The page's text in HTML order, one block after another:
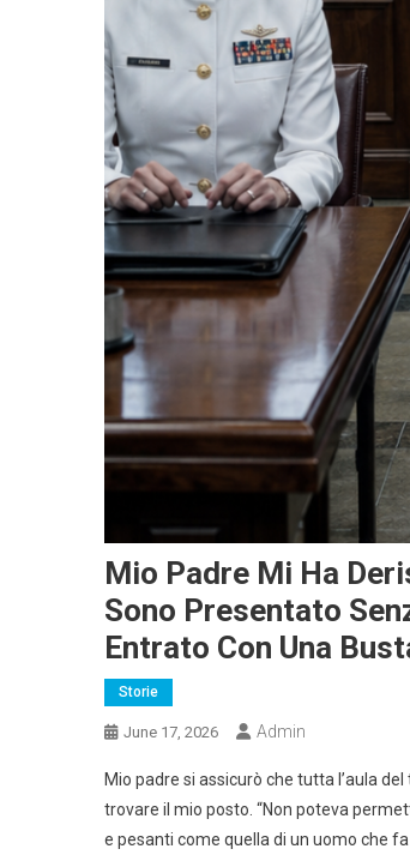
Mio Padre Mi Ha
Sono Presentato
Entrato Con Una
Storie
June 17, 2026 Admin
Mio padre si assicurò che tutta l’aula
trovare il mio posto. “Non poteva
e pesanti come quella di un uomo che fa